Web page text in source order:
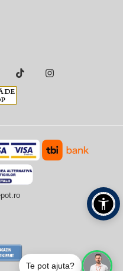
Te pot ajuta?